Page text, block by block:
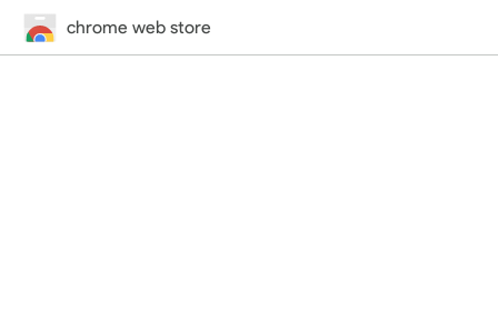
chrome web store